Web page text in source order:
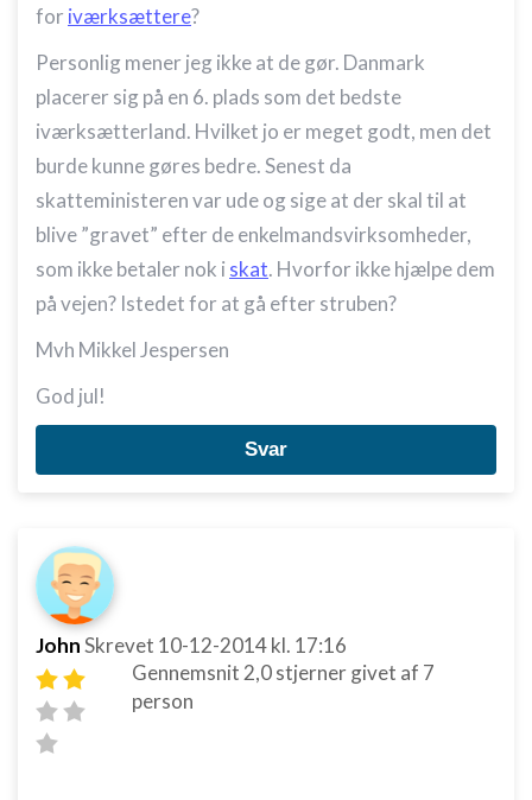
for iværksættere?
Personlig mener jeg ikke at de gør. Danmark
placerer sig på en 6. plads som det bedste
iværksætterland. Hvilket jo er meget godt, men det
burde kunne gøres bedre. Senest da
skatteministeren var ude og sige at der skal til at
blive ”gravet” efter de enkelmandsvirksomheder,
som ikke betaler nok i skat. Hvorfor ikke hjælpe dem
på vejen? Istedet for at gå efter struben?
Mvh Mikkel Jespersen
God jul!
Svar
JohnSkrevet 10-12-2014kl. 17:16
Gennemsnit 2,0stjerner givet af 7
person